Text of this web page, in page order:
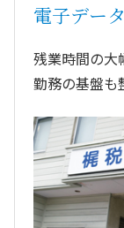
電子デー
残業時間の大
勤務の基盤も